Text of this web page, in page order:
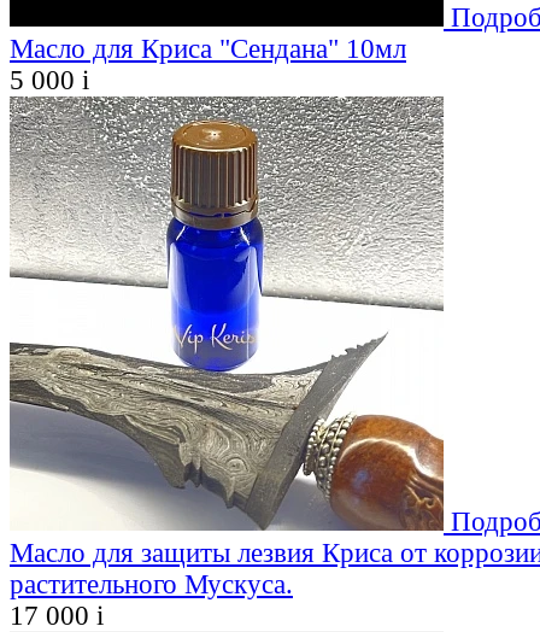
Масло для Криса "Сендана" 10мл
5 000 i
Масло для защиты лезвия Криса от
растительного Мускуса.
17 000 i